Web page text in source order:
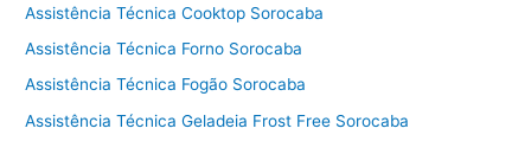
Assistência Técnica Cooktop Sorocaba
Assistência Técnica Forno Sorocaba
Assistência Técnica Fogão Sorocaba
Assistência Técnica Geladeia Frost Free Sorocaba